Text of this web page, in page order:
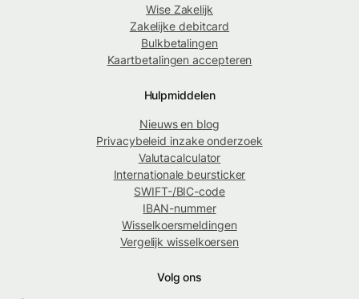
Wise Zakelijk
Zakelijke debitcard
Bulkbetalingen
Kaartbetalingen accepteren
Hulpmiddelen
Nieuws en blog
Privacybeleid inzake onderzoek
Valutacalculator
Internationale beursticker
SWIFT-/BIC-code
IBAN-nummer
Wisselkoersmeldingen
Vergelijk wisselkoersen
Volg ons